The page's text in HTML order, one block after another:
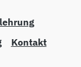
Kontakt